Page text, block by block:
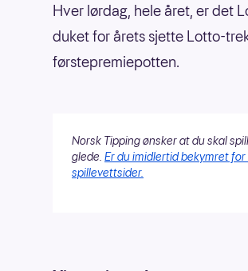
Hver lørdag, hele året, er det
duket for årets sjette Lotto-
førstepremiepotten.
Norsk Tipping ønsker at du skal
glede. Er du imidlertid bekymret
spillevettsider.